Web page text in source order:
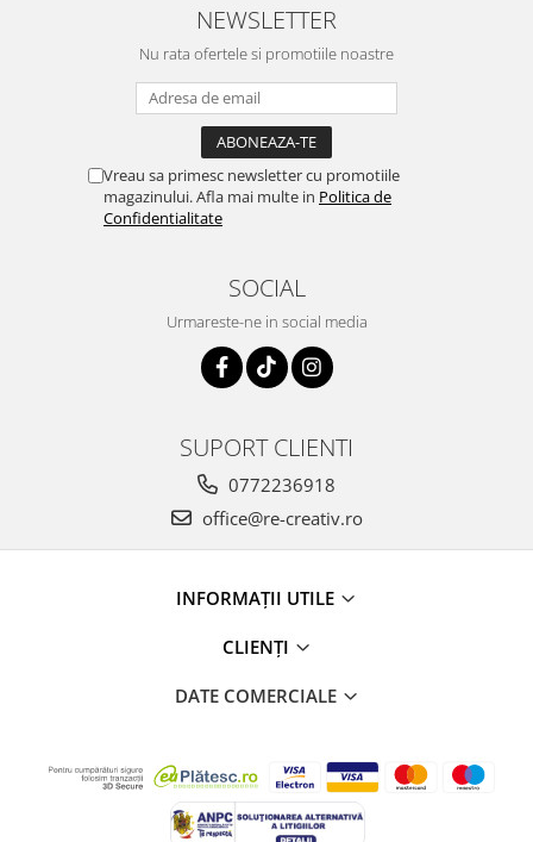
NEWSLETTER
Nu rata ofertele si promotiile noastre
Vreau sa primesc newsletter cu promotiile
magazinului. Afla mai multe in Politica de
Confidentialitate
SOCIAL
Urmareste-ne in social media
SUPORT CLIENTI
0772236918
office@re-creativ.ro
INFORMAȚII UTILE
CLIENȚI
DATE COMERCIALE